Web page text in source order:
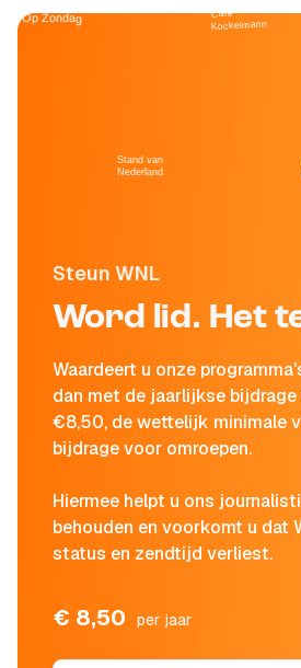
Steun WNL
Word lid. Het
Waardeert u onze
dan met de jaarlijkse
€8,50, de wettelijk minimale
bijdrage voor omroepen.
Hiermee helpt u ons
behouden en voorkomt u dat
status en zendtijd verliest.
€ 8,50 per jaar
Op Zondag
Stand van
Nederland
Café
Kockelmann